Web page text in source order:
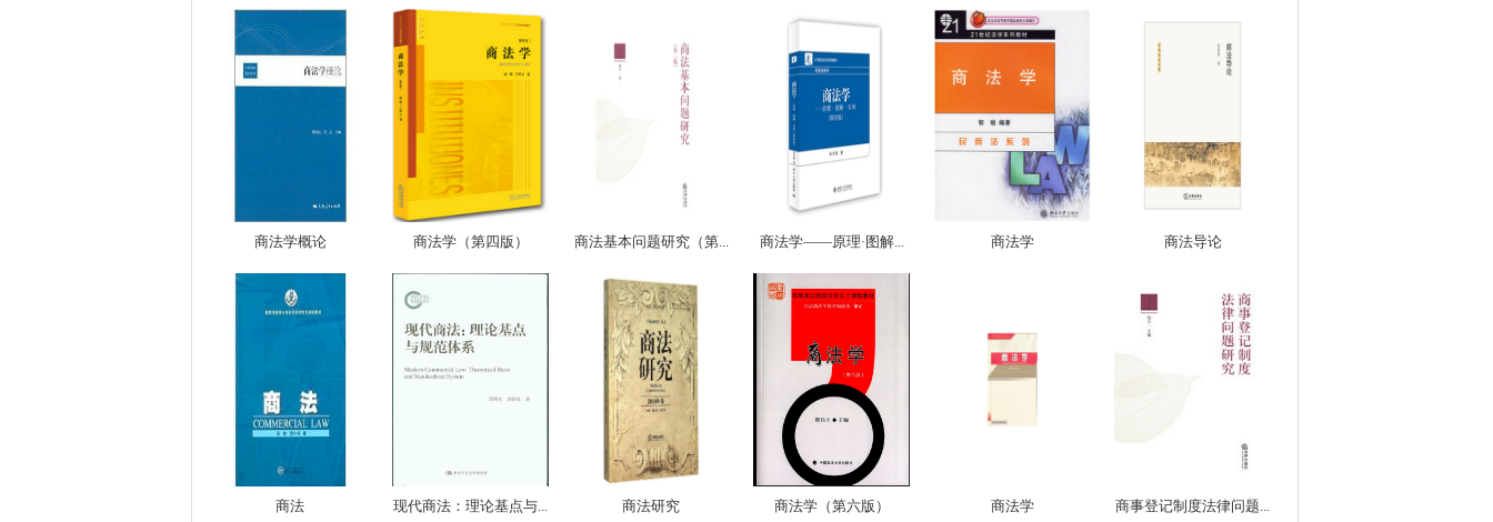
商法学概论 商法学（第四版） 商法基本问题研究（第... 商法学——原理·图解... 商法学 商法导论
商法 现代商法：理论基点与... 商法研究 商法学（第六版） 商法学 商事登记制度法律问题...